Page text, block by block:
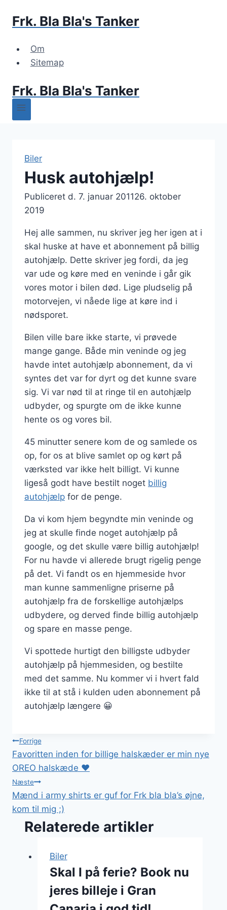
Frk. Bla Bla's Tanker
Om
Sitemap
Frk. Bla Bla's Tanker
Biler
Husk autohjælp!
Publiceret d. 7. januar 201126. oktober
2019
Hej alle sammen, nu skriver jeg her igen at i
skal huske at have et abonnement på billig
autohjælp. Dette skriver jeg fordi, da jeg
var ude og køre med en veninde i går gik
vores motor i bilen død. Lige pludselig på
motorvejen, vi nåede lige at køre ind i
nødsporet.
Bilen ville bare ikke starte, vi prøvede
mange gange. Både min veninde og jeg
havde intet autohjælp abonnement, da vi
syntes det var for dyrt og det kunne svare
sig. Vi var nød til at ringe til en autohjælp
udbyder, og spurgte om de ikke kunne
hente os og vores bil.
45 minutter senere kom de og samlede os
op, for os at blive samlet op og kørt på
værksted var ikke helt billigt. Vi kunne
ligeså godt have bestilt noget billig
autohjælp for de penge.
Da vi kom hjem begyndte min veninde og
jeg at skulle finde noget autohjælp på
google, og det skulle være billig autohjælp!
For nu havde vi allerede brugt rigelig penge
på det. Vi fandt os en hjemmeside hvor
man kunne sammenligne priserne på
autohjælp fra de forskellige autohjælps
udbydere, og derved finde billig autohjælp
og spare en masse penge.
Vi spottede hurtigt den billigste udbyder
autohjælp på hjemmesiden, og bestilte
med det samme. Nu kommer vi i hvert fald
ikke til at stå i kulden uden abonnement på
autohjælp længere 😀
Indlægsnavigation
Forrige
Favoritten inden for billige halskæder er min nye
OREO halskæde ♥
Næste
Mænd i army shirts er guf for Frk bla bla’s øjne,
kom til mig ;)
Relaterede artikler
Biler
Skal I på ferie? Book nu
jeres billeje i Gran